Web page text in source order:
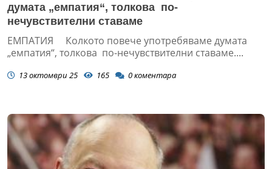
думата „емпатия“, толкова по-
нечувствителни ставаме
ЕМПАТИЯ Колкото повече употребяваме думата
„емпатия“, толкова по-нечувствителни ставаме....
13 октомври 25 165 0коментара